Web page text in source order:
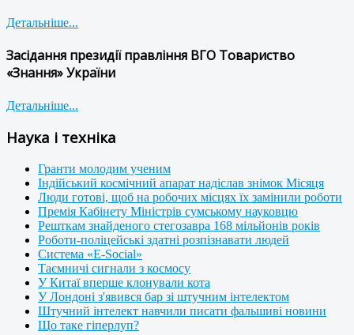
Детальніше...
Засідання президії правління ВГО Товариство
«Знання» України
Детальніше...
Наука і техніка
Гранти молодим ученим
Індійський космічний апарат надіслав знімок Місяця
Люди готові, щоб на робочих місцях їх замінили роботи
Премія Кабінету Міністрів сумському науковцю
Решткам знайденого стегозавра 168 мільйонів років
Роботи-поліцейські здатні розпізнавати людей
Система «E-Social»
Таємничі сигнали з космосу
У Китаї вперше клонували кота
У Лондоні з'явився бар зі штучним інтелектом
Штучний інтелект навчили писати фальшиві новини
Що таке гіперлуп?